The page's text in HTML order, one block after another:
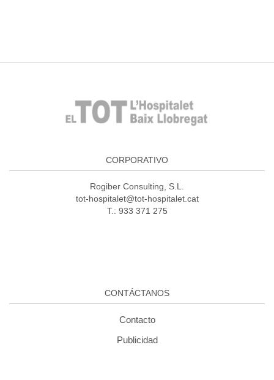
CORPORATIVO
Rogiber Consulting, S.L.
tot-hospitalet@tot-hospitalet.cat
T.: 933 371 275
CONTÁCTANOS
Contacto
Publicidad